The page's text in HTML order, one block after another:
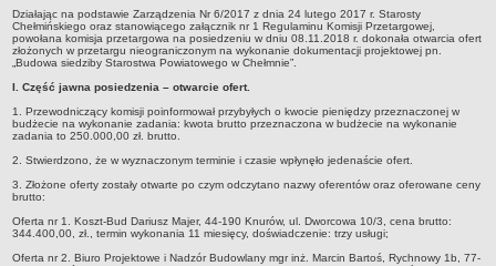
Ośrodek interwencji kryzysowej
Placówki opiekuńczo -wychowawcze
Domy Pomocy Społecznej
Punkt Porad Obywatelskich
Sprawozdania
BAZY DANYCH O INSTYTUCJACH I ŚWIADCZONYCH
Elektroniczna Skrzynka Podawcza
ZESPÓŁ SZKÓŁ OGÓLNOKSZTAŁCĄCYCH NR 1
Dane ogólne
Działając na podstawie Zarządzenia Nr 6/2017 z dnia 24 lutego 2017 r. Starosty
Chełmińskiego oraz stanowiącego załącznik nr 1 Regulaminu Komisji Przetargowej,
powołana komisja przetargowa na posiedzeniu w dniu 08.11.2018 r. dokonała otwarcia ofert
złożonych w przetargu nieograniczonym na wykonanie dokumentacji projektowej pn.
„Budowa siedziby Starostwa Powiatowego w Chełmnie”.
I. Część jawna posiedzenia – otwarcie ofert.
1. Przewodniczący komisji poinformował przybyłych o kwocie pieniędzy przeznaczonej w
budżecie na wykonanie zadania: kwota brutto przeznaczona w budżecie na wykonanie
zadania to 250.000,00 zł. brutto.
2. Stwierdzono, że w wyznaczonym terminie i czasie wpłynęło jedenaście ofert.
3. Złożone oferty zostały otwarte po czym odczytano nazwy oferentów oraz oferowane ceny
brutto:
Oferta nr 1. Koszt-Bud Dariusz Majer, 44-190 Knurów, ul. Dworcowa 10/3, cena brutto:
344.400,00, zł., termin wykonania 11 miesięcy, doświadczenie: trzy usługi;
Oferta nr 2. Biuro Projektowe i Nadzór Budowlany mgr inż. Marcin Bartoś, Rychnowy 1b, 77-